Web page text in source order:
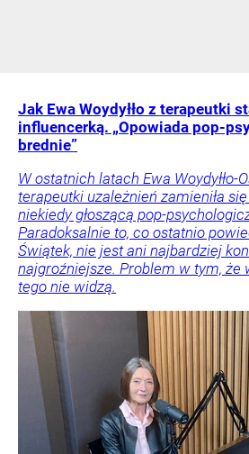
Jak Ewa Woydyłło z terapeutki
influencerką. „Opowiada pop-
brednie”
W ostatnich latach Ewa Woydyłło-
terapeutki uzależnień zamieniła
niekiedy głoszącą pop-
Paradoksalnie to, co ostatnio
Świątek, nie jest ani najbardziej
najgroźniejsze. Problem w tym, że
tego nie widzą.